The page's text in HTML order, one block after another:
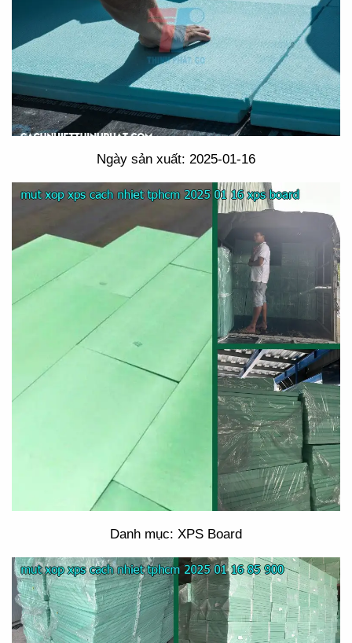
Ngày sản xuất: 2025-01-16
Danh mục: XPS Board